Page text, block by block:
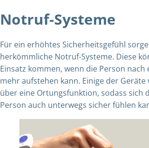
Notruf-Systeme
Für ein erhöhtes Sicherheitsgefühl
herkömmliche Notruf-Systeme. Diese
Einsatz kommen, wenn die Person
mehr aufstehen kann. Einige der
über eine Ortungsfunktion, sodass sich
Person auch unterwegs sicher fühlen